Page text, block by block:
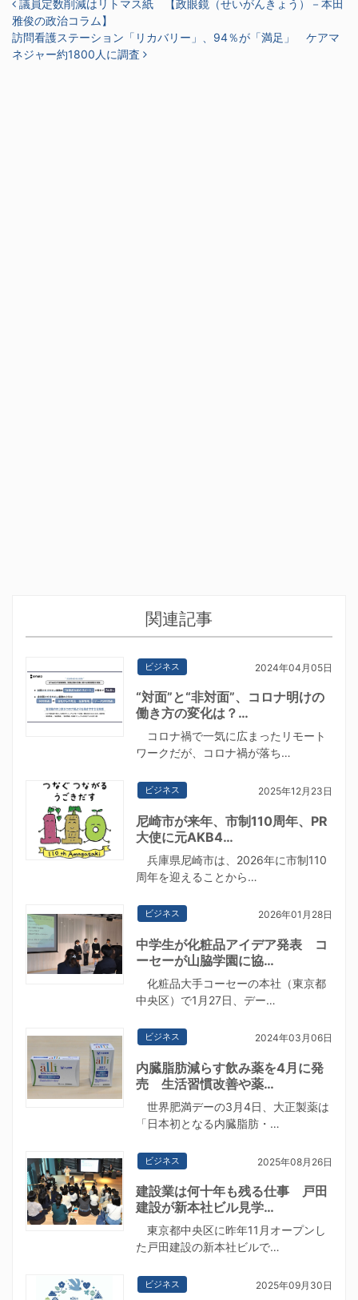
投稿ナビゲーション
議員定数削減はリトマス紙 【政眼鏡（せいがんきょう）－本田
雅俊の政治コラム】
訪問看護ステーション「リカバリー」、94％が「満足」 ケアマ
ネジャー約1800人に調査
関連記事
ビジネス 2024年04月05日
“対面”と“非対面”、コロナ明けの
働き方の変化は？…
コロナ禍で一気に広まったリモート
ワークだが、コロナ禍が落ち…
ビジネス 2025年12月23日
尼崎市が来年、市制110周年、PR
大使に元AKB4…
兵庫県尼崎市は、2026年に市制110
周年を迎えることから…
ビジネス 2026年01月28日
中学生が化粧品アイデア発表 コ
ーセーが山脇学園に協…
化粧品大手コーセーの本社（東京都
中央区）で1月27日、デー…
ビジネス 2024年03月06日
内臓脂肪減らす飲み薬を4月に発
売 生活習慣改善や薬…
世界肥満デーの3月4日、大正製薬は
「日本初となる内臓脂肪・…
ビジネス 2025年08月26日
建設業は何十年も残る仕事 戸田
建設が新本社ビル見学…
東京都中央区に昨年11月オープンし
た戸田建設の新本社ビルで…
ビジネス 2025年09月30日